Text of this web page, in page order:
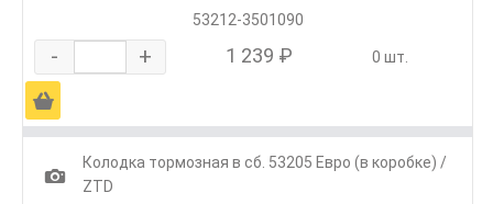
53212-3501090
- + 1 239 ₽ 0 шт.
Ä
1
Колодка тормозная в сб. 53205 Евро (в коробке) /
ZTD